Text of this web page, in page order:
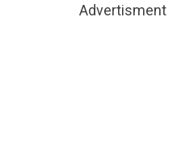
Advertisment